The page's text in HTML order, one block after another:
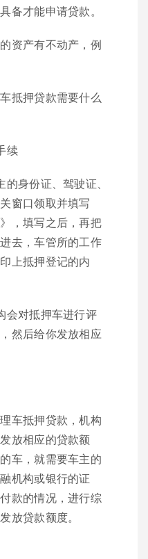
备才能申请贷款。
资产有不动产，例
抵押贷款需要什么
续
的身份证、驾驶证、
窗口领取并填写
，填写之后，再把
去，车管所的工作
上抵押登记的内
会对抵押车进行评
然后给你发放相应
车抵押贷款，机构
放相应的贷款额
车，就需要车主的
机构或银行的证
款的情况，进行综
放贷款额度。